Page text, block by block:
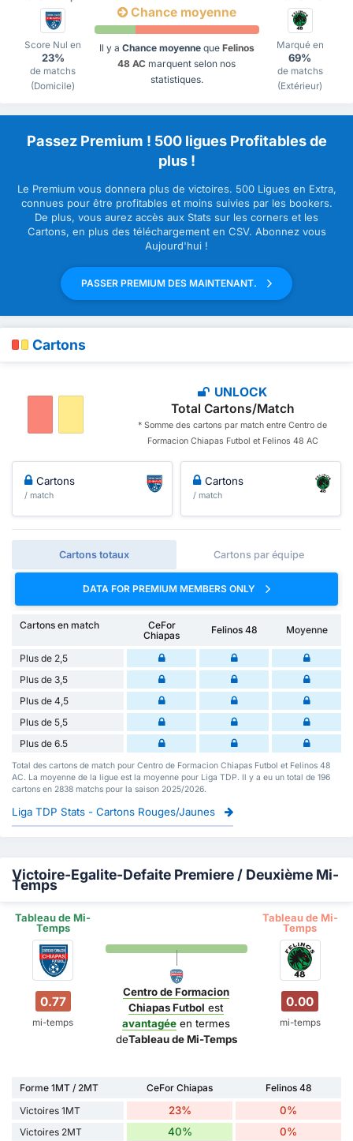
Score Nul en
23%
de matchs
(Domicile)
Chance moyenne
Il y a Chance moyenneque Felinos
48 AC marquent selon nos
statistiques.
Marqué en
69%
de matchs
(Extérieur)
Passez Premium ! 500 ligues Profitables de
plus !
Le Premium vous donnera plus de victoires. 500 Ligues en Extra,
connues pour être profitables et moins suivies par les bookers.
De plus, vous aurez accès aux Stats sur les corners et les
Cartons, en plus des téléchargement en CSV. Abonnez vous
Aujourd'hui !
PASSER PREMIUM DES MAINTENANT.
Cartons
UNLOCK
Total Cartons/Match
* Somme des cartons par match entre Centro de
Formacion Chiapas Futbol et Felinos 48 AC
Cartons
/ match
Cartons
/ match
Cartons totaux Cartons par équipe
DATA FOR PREMIUM MEMBERS ONLY
Cartons en match
CeFor
Chiapas
Felinos 48 Moyenne
Plus de 2,5
Plus de 3,5
Plus de 4,5
Plus de 5,5
Plus de 6.5
Total des cartons de match pour Centro de Formacion Chiapas Futbol et Felinos 48
AC. La moyenne de la ligue est la moyenne pour Liga TDP. Il y a eu un total de 196
cartons en 2838 matchs pour la saison 2025/2026.
Liga TDP Stats - Cartons Rouges/Jaunes
Victoire-Egalite-Defaite Premiere / Deuxième Mi-
Temps
Tableau de Mi-
Temps
Tableau de Mi-
Temps
0.77
mi-temps
Centro de Formacion
Chiapas Futbol est
avantagée en termes
deTableau de Mi-Temps
0.00
mi-temps
Forme 1MT / 2MT CeFor Chiapas
Felinos 48
Victoires 1MT
23% 0%
Victoires 2MT 40% 0%